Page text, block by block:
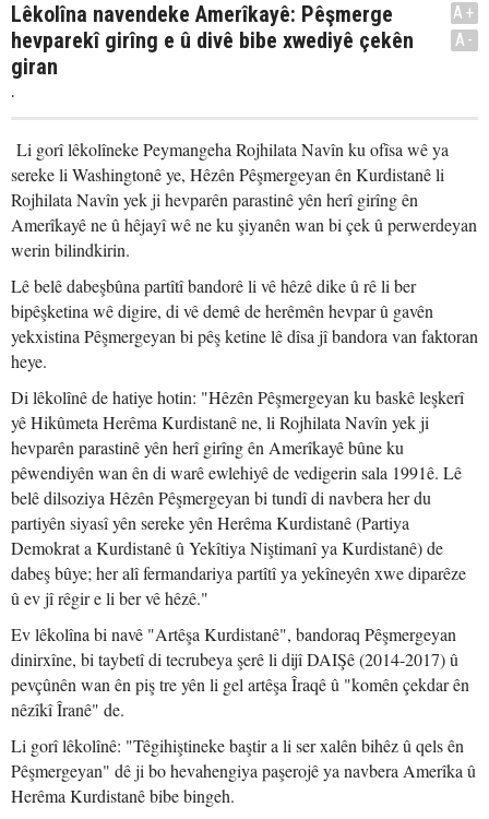
Lêkolîna navendeke Amerîkayê: Pêşmerge
hevparekî girîng e û divê bibe xwediyê çekên
giran
.
A+
A-
Li gorî lêkolîneke Peymangeha Rojhilata Navîn ku ofîsa wê ya
sereke li Washingtonê ye, Hêzên Pêşmergeyan ên Kurdistanê li
Rojhilata Navîn yek ji hevparên parastinê yên herî girîng ên
Amerîkayê ne û hêjayî wê ne ku şiyanên wan bi çek û perwerdeyan
werin bilindkirin.
Lê belê dabeşbûna partîtî bandorê li vê hêzê dike û rê li ber
bipêşketina wê digire, di vê demê de herêmên hevpar û gavên
yekxistina Pêşmergeyan bi pêş ketine lê dîsa jî bandora van faktoran
heye.
Di lêkolînê de hatiye hotin: "Hêzên Pêşmergeyan ku baskê leşkerî
yê Hikûmeta Herêma Kurdistanê ne, li Rojhilata Navîn yek ji
hevparên parastinê yên herî girîng ên Amerîkayê bûne ku
pêwendiyên wan ên di warê ewlehiyê de vedigerin sala 1991ê. Lê
belê dilsoziya Hêzên Pêşmergeyan bi tundî di navbera her du
partiyên siyasî yên sereke yên Herêma Kurdistanê (Partiya
Demokrat a Kurdistanê û Yekîtiya Niştimanî ya Kurdistanê) de
dabeş bûye; her alî fermandariya partîtî ya yekîneyên xwe diparêze
û ev jî rêgir e li ber vê hêzê."
Ev lêkolîna bi navê "Artêşa Kurdistanê", bandoraq Pêşmergeyan
dinirxîne, bi taybetî di tecrubeya şerê li dijî DAIŞê (2014-2017) û
pevçûnên wan ên piş tre yên li gel artêşa Îraqê û "komên çekdar ên
nêzîkî Îranê" de.
Li gorî lêkolînê: "Têgihiştineke baştir a li ser xalên bihêz û qels ên
Pêşmergeyan" dê ji bo hevahengiya paşerojê ya navbera Amerîka û
Herêma Kurdistanê bibe bingeh.